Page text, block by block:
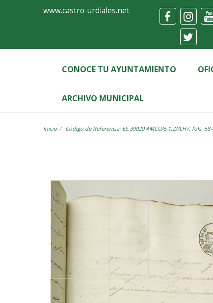
Ayuntamiento
Castro-
Urdiales
www.castro-urdiales.net
CONOCE TU AYUNTAMIENTO
ARCHIVO MUNICIPAL
Inicio Código de Referencia: ES.39020.AMCU/5.1.2//LH7, fols. 58-